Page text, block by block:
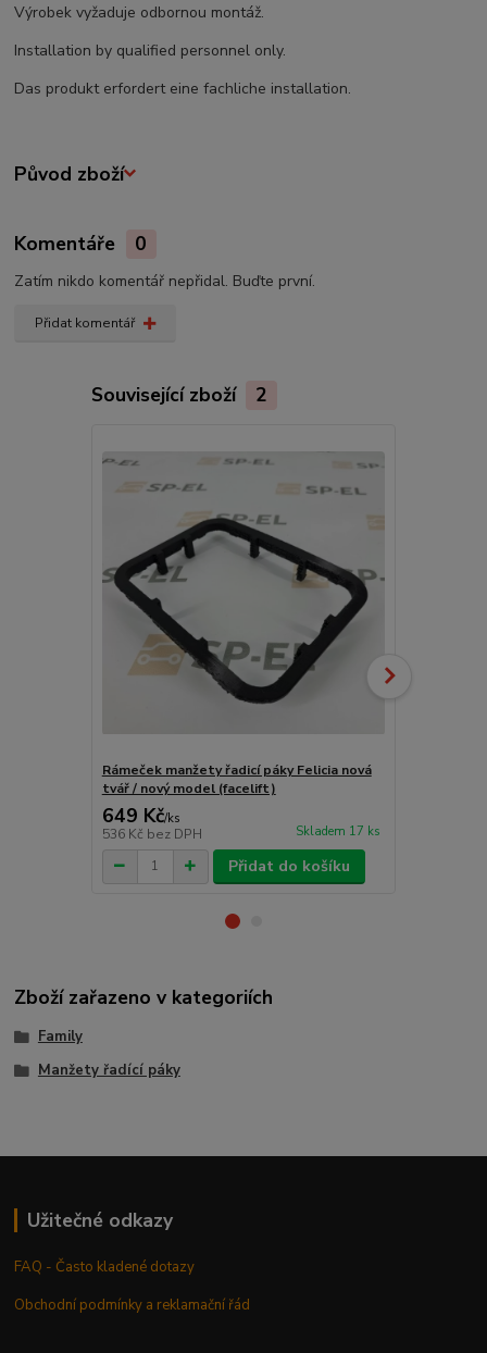
Výrobek vyžaduje odbornou montáž.
Installation by qualified personnel only.
Das produkt erfordert eine fachliche installation.
Původ zboží
Komentáře 0
Zatím nikdo komentář nepřidal. Buďte první.
Přidat komentář
Související zboží 2
Rámeček manžety řadicí páky Felicia nová
tvář / nový model (facelift)
649 Kč/ks
536 Kč bez DPH Skladem 17 ks
Přidat do košíku
Zboží zařazeno v kategoriích
Family
Manžety řadící páky
Užitečné odkazy
FAQ - Často kladené dotazy
Obchodní podmínky a reklamační řád